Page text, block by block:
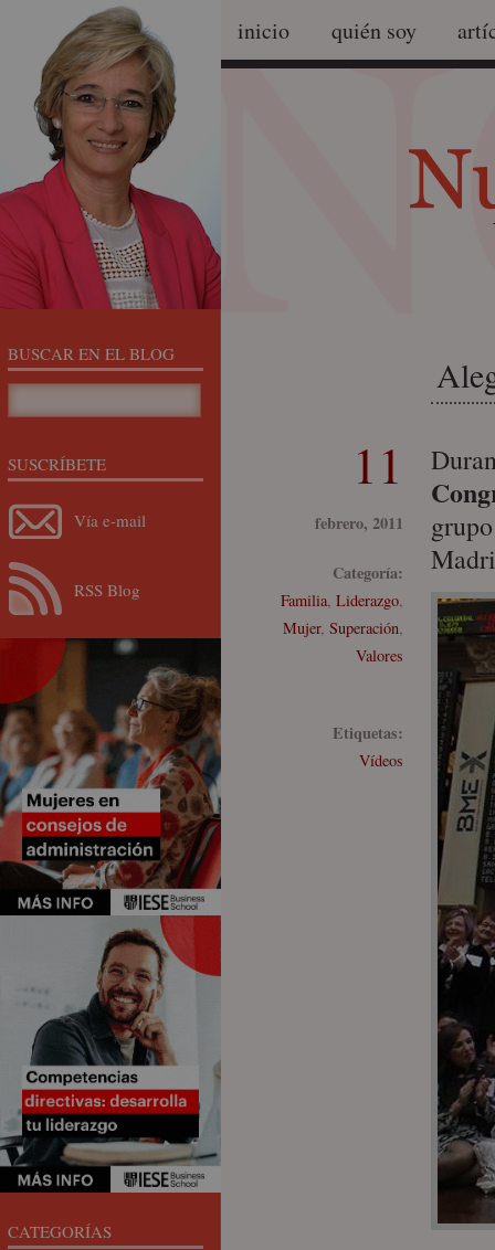
inicio quién soy
11
febrero, 2011
Categoría:
Familia, Liderazgo,
Mujer, Superación,
Valores
Etiquetas:
Vídeos
BUSCAR EN EL BLOG
SUSCRÍBETE
Vía e-mail
RSS Blog
CATEGORÍAS